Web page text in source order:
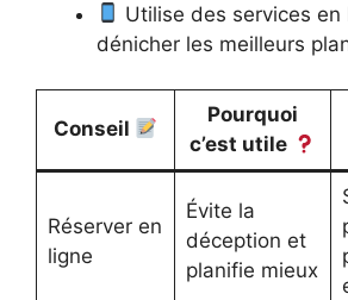
Utilise des services en
dénicher les meilleurs
Conseil
Pourquoi
c’est utile
Réserver en
ligne
Évite la
déception et
planifie mieux